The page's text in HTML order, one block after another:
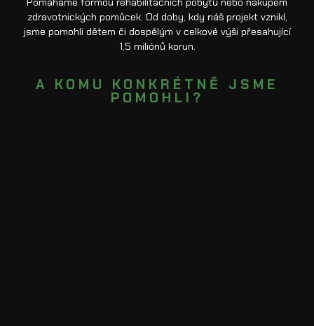
zdravotnických pomůcek. Od doby, kdy náš projekt vznikl,
jsme pomohli dětem či dospělým v celkové výši přesahující
1,5 miliónů korun.
A KOMU KONKRÉTNĚ JSME
POMOHLI?